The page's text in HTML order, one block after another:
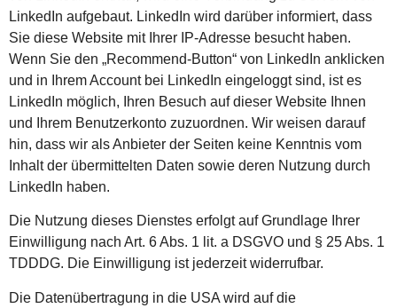
LinkedIn aufgebaut. LinkedIn wird darüber informiert, dass
Sie diese Website mit Ihrer IP-Adresse besucht haben.
Wenn Sie den „Recommend-Button“ von LinkedIn anklicken
und in Ihrem Account bei LinkedIn eingeloggt sind, ist es
LinkedIn möglich, Ihren Besuch auf dieser Website Ihnen
und Ihrem Benutzerkonto zuzuordnen. Wir weisen darauf
hin, dass wir als Anbieter der Seiten keine Kenntnis vom
Inhalt der übermittelten Daten sowie deren Nutzung durch
LinkedIn haben.
Die Nutzung dieses Dienstes erfolgt auf Grundlage Ihrer
Einwilligung nach Art. 6 Abs. 1 lit. a DSGVO und § 25 Abs. 1
TDDDG. Die Einwilligung ist jederzeit widerrufbar.
Die Datenübertragung in die USA wird auf die